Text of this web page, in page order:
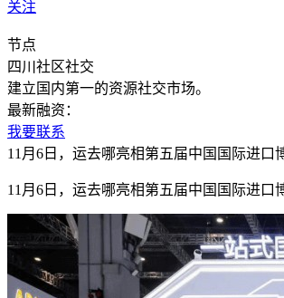
关注
节点
四川 社区社交
建立国内第一的资源社交市场。
最新融资：
我要联系
11月6日，运去哪亮相第五届中国国际进口
11月6日，运去哪亮相第五届中国国际进口